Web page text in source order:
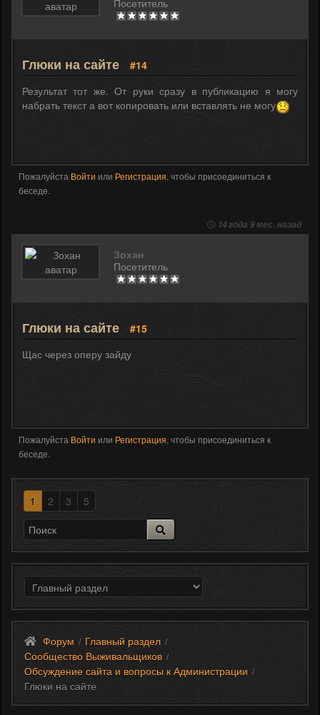
Посетитель
Глюки на сайте
#14
Результат тот же. От руки сразу в публикацию я могу
набрать текст а вот копировать или вставлять не могу
Пожалуйста Войти или Регистрация, чтобы присоединиться к
беседе.
14 года 9 мес. назад
Зохан
Посетитель
Глюки на сайте
#15
Щас через оперу зайду
Пожалуйста Войти или Регистрация, чтобы присоединиться к
беседе.
1 2 3 5
Форум / Главный раздел /
Сообщество Выживальщиков /
Обсуждение сайта и вопросы к Администрации /
Глюки на сайте